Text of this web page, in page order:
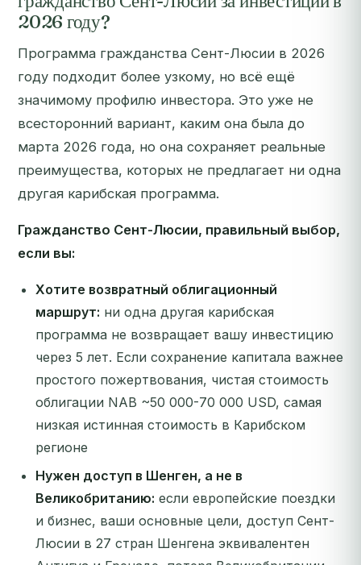
2026 году?
Программа гражданства Сент-Люсии в 2026
году подходит более узкому, но всё ещё
значимому профилю инвестора. Это уже не
всесторонний вариант, каким она была до
марта 2026 года, но она сохраняет реальные
преимущества, которых не предлагает ни одна
другая карибская программа.
Гражданство Сент-Люсии, правильный выбор,
если вы:
Хотите возвратный облигационный
маршрут: ни одна другая карибская
программа не возвращает вашу инвестицию
через 5 лет. Если сохранение капитала важнее
простого пожертвования, чистая стоимость
облигации NAB ~50 000-70 000 USD, самая
низкая истинная стоимость в Карибском
регионе
Нужен доступ в Шенген, а не в
Великобританию: если европейские поездки
и бизнес, ваши основные цели, доступ Сент-
Люсии в 27 стран Шенгена эквивалентен